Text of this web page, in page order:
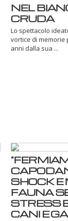
NEL
CRUDA
Lo spettacolo
vortice di memorie
anni dalla sua ...
SHOCK E
FAUNA
STRESS
CANI E